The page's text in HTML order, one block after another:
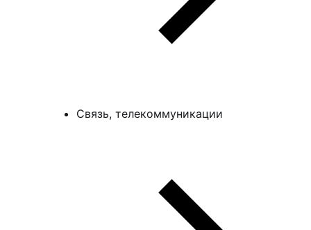
Связь, телекоммуникации